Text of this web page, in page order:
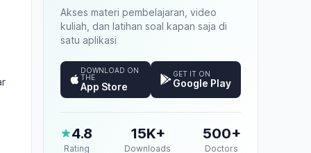
Akses materi pembelajaran, video
kuliah, dan latihan soal kapan saja di
satu aplikasi
DOWNLOAD ON
THE
App Store
GET IT ON
Google Play
4.8
Rating
15K+
Downloads
500+
Doctors